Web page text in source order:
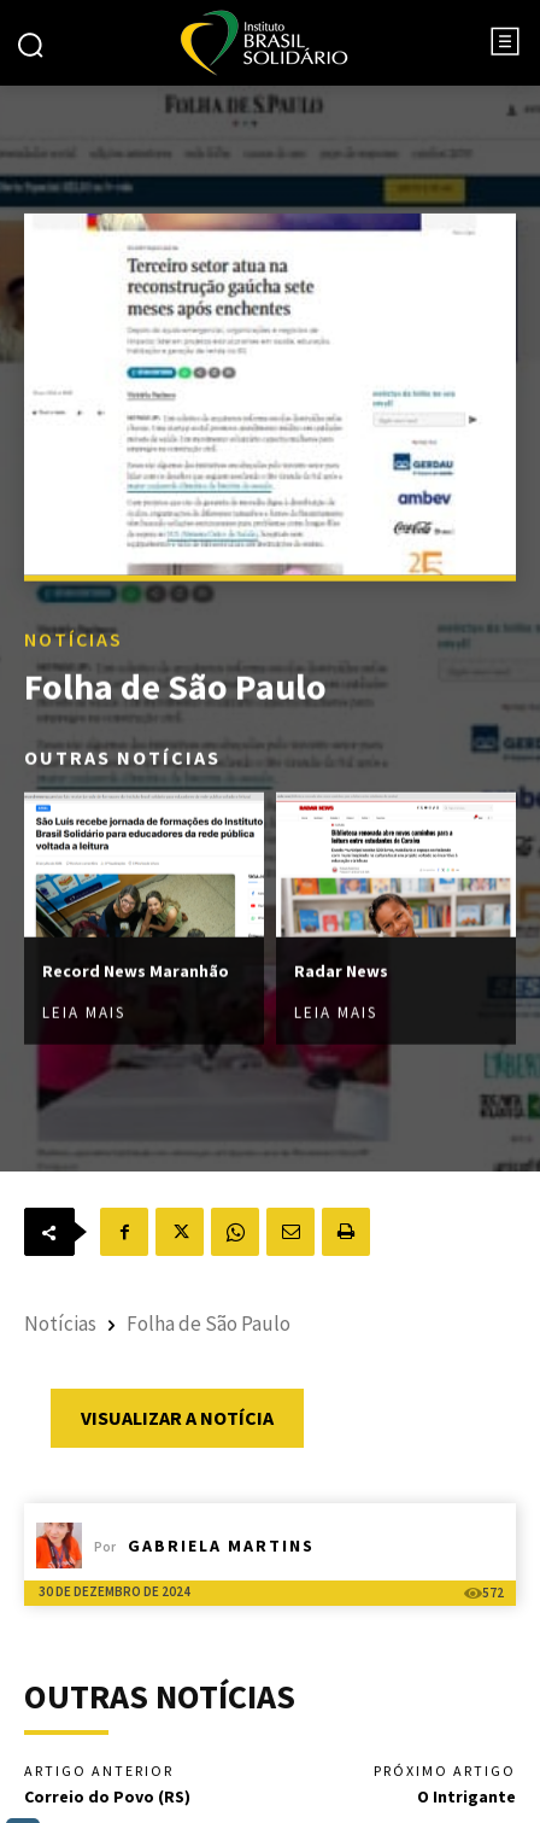
NOTÍCIAS
Folha de São Paulo
OUTRAS NOTÍCIAS
Record News Maranhão
LEIA MAIS
Radar News
LEIA MAIS
Notícias Folha de São Paulo
VISUALIZAR A NOTÍCIA
Por GABRIELA MARTINS
30 DE DEZEMBRO DE 2024 572
OUTRAS NOTÍCIAS
ARTIGO ANTERIOR
Correio do Povo (RS)
PRÓXIMO ARTIGO
O Intrigante